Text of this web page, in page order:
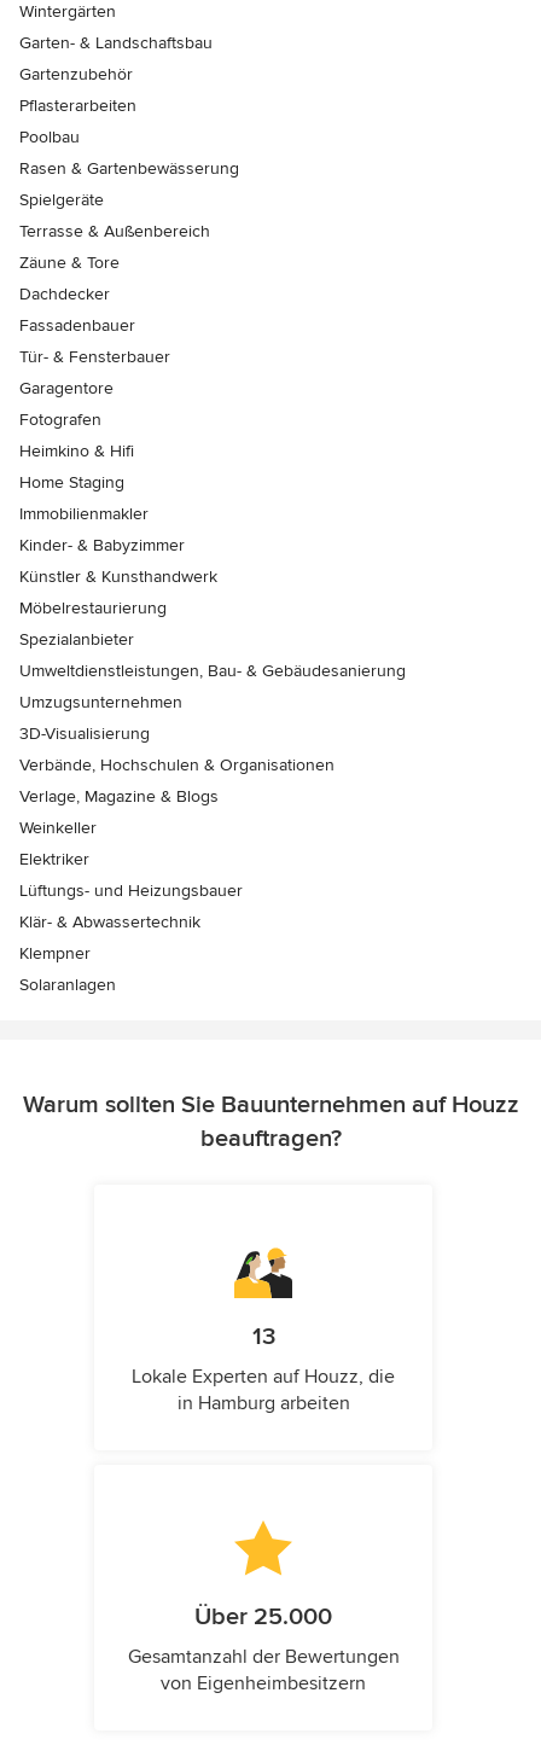
Wintergärten
Garten- & Landschaftsbau
Gartenzubehör
Pflasterarbeiten
Poolbau
Rasen & Gartenbewässerung
Spielgeräte
Terrasse & Außenbereich
Zäune & Tore
Dachdecker
Fassadenbauer
Tür- & Fensterbauer
Garagentore
Fotografen
Heimkino & Hifi
Home Staging
Immobilienmakler
Kinder- & Babyzimmer
Künstler & Kunsthandwerk
Möbelrestaurierung
Spezialanbieter
Umweltdienstleistungen, Bau- & Gebäudesanierung
Umzugsunternehmen
3D-Visualisierung
Verbände, Hochschulen & Organisationen
Verlage, Magazine & Blogs
Weinkeller
Elektriker
Lüftungs- und Heizungsbauer
Klär- & Abwassertechnik
Klempner
Solaranlagen
Warum sollten Sie Bauunternehmen auf Houzz
beauftragen?
13
Lokale Experten auf Houzz, die
in Hamburg arbeiten
Über 25.000
Gesamtanzahl der Bewertungen
von Eigenheimbesitzern